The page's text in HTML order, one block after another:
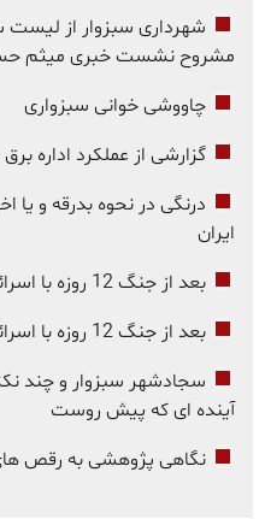
شهرداری سبزوار از
مشروح نشست خبری میثم
چاووشی خوانی سبزواری
گزارشی از عملکرد اداره برق
درنگی در نحوه بدرقه و یا
ایران
بعد از جنگ 12 روزه با اسرائیل برای سبزوار چه بخواهیم؟
بعد از جنگ 12 روزه با اسرائیل برای ایران چه بخواهیم؟
سجادشهر سبزوار و چند
آینده ای که پیش روست
نگاهی پژوهشی به رقص